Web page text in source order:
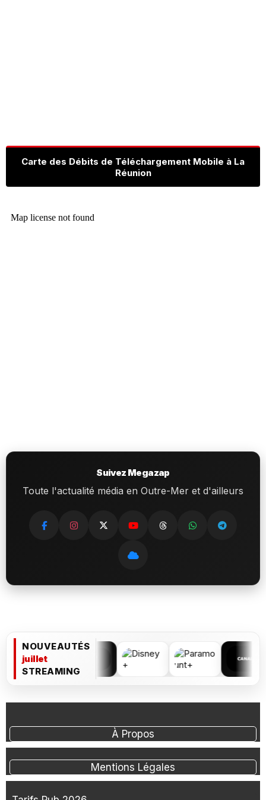
Carte des Débits de Téléchargement Mobile à La
Réunion
Suivez Megazap
Toute l'actualité média en Outre-Mer et d'ailleurs
NOUVEAUTÉS
juillet
STREAMING
À Propos
Mentions Légales